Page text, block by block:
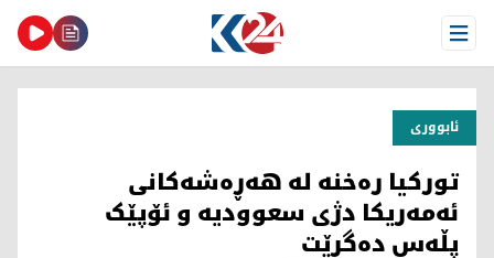
Open Menu
ئابووری
تورکیا رەخنە لە هەڕەشەکانی
ئەمەریکا دژی سعوودیە و ئۆپێک
پڵەس دەگرێت